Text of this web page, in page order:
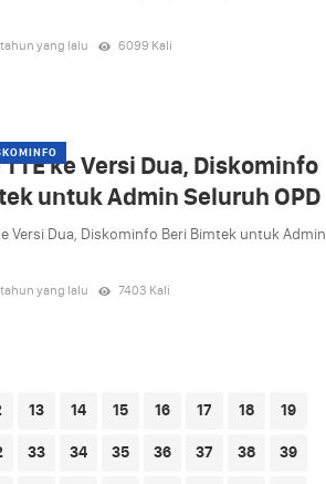
yang lalu 6099 Kali
ke Versi Dua, Diskominfo
untuk Admin Seluruh OPD
Versi Dua, Diskominfo Beri Bimtek untuk Admin
yang lalu 7403 Kali
13 14 15 16 17 18 19
33 34 35 36 37 38 39